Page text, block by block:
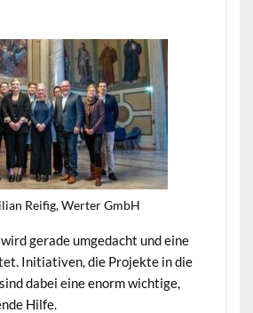
Reifig, Wert­er GmbH
ger­ade umgedacht und eine
Ini­tia­tiv­en, die Pro­jek­te in die
dabei eine enorm wichtige,
Hilfe.